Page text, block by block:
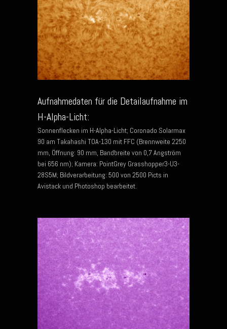
Aufnahmedaten für die Detailaufnahme im
H-Alpha-Licht:
Sonnenflecken im H-Alpha-Licht; Coronado Solarmax
90 am Takahashi TOA-130 mit FFC (Brennweite 2250
mm, Öffnung: 90 mm, Bandbreite von 0,7 Angström
bei 656 nm); Kamera: PointGrey Grasshopper3-U3-
28S5M; Bildverarbeitung: 500 von 2500 Picts in
Avistack und Photoshop bearbeitet.